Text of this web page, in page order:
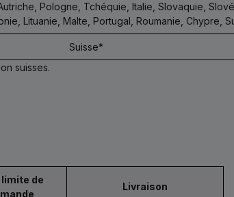
Pologne, Tchéquie, Italie, Slovaquie,
Lituanie, Malte, Portugal, Roumanie, Chypre,
Suisse*
suisses.
limite de
Livraison